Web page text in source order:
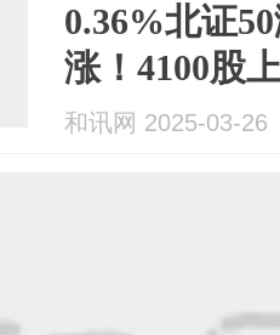
0.36%北证
涨！4100股
量553亿；机
和讯网 2025-03-26